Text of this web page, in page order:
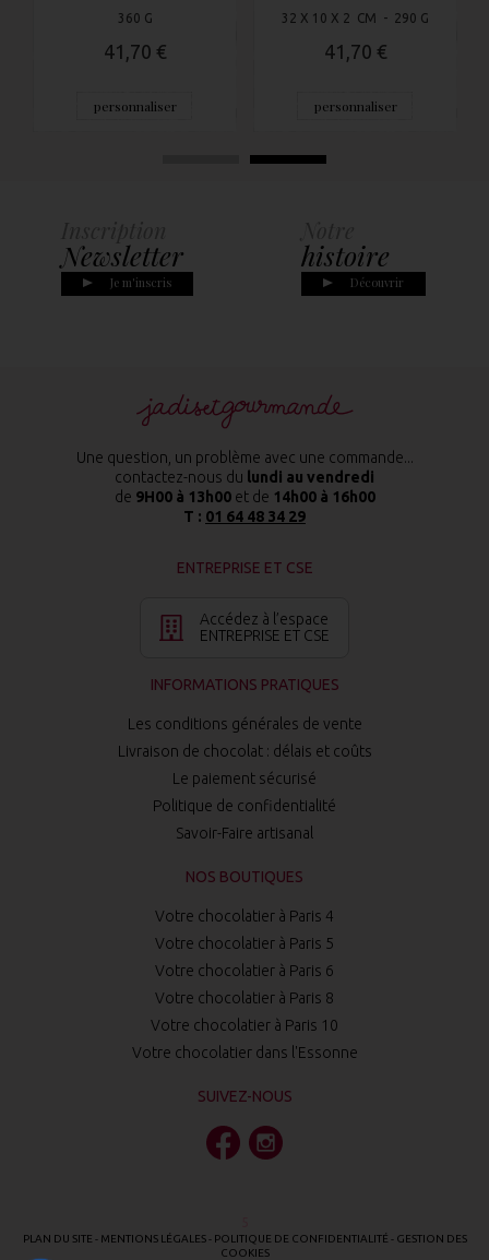
360 G
41,70 €
personnaliser
32 X 10 X 2 CM - 290 G
41,70 €
personnaliser
Newsletter
Je m'inscris
histoire
Découvrir
Une question, un problème avec une commande...
contactez-nous du lundi au vendredi
de 9H00 à 13h00et de 14h00 à 16h00
T : 01 64 48 34 29
ENTREPRISE ET CSE
Accédez à l’espace
ENTREPRISE ET CSE
INFORMATIONS PRATIQUES
Les conditions générales de vente
Livraison de chocolat : délais et coûts
Le paiement sécurisé
Politique de confidentialité
Savoir-Faire artisanal
NOS BOUTIQUES
Votre chocolatier à Paris 4
Votre chocolatier à Paris 5
Votre chocolatier à Paris 6
Votre chocolatier à Paris 8
Votre chocolatier à Paris 10
Votre chocolatier dans l'Essonne
SUIVEZ-NOUS
PLAN DU SITE - MENTIONS LÉGALES- POLITIQUE DE CONFIDENTIALITÉ - GESTION DES
COOKIES